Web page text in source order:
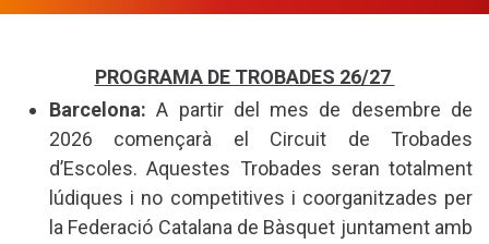
PROGRAMA DE TROBADES 26/27
Barcelona: A partir del mes de desembre de
2026 començarà el Circuit de Trobades
d’Escoles. Aquestes Trobades seran totalment
lúdiques i no competitives i coorganitzades per
la Federació Catalana de Bàsquet juntament amb